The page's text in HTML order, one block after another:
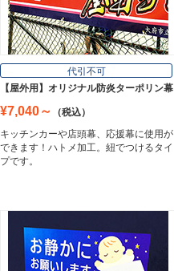
代引不可
【屋外用】オリジナル防炎ターポリン幕
¥7,040～
（税込）
キッチンカーや店頭幕、応援幕に使用が
できます！ハトメ加工。紐でつけるタイ
プです。